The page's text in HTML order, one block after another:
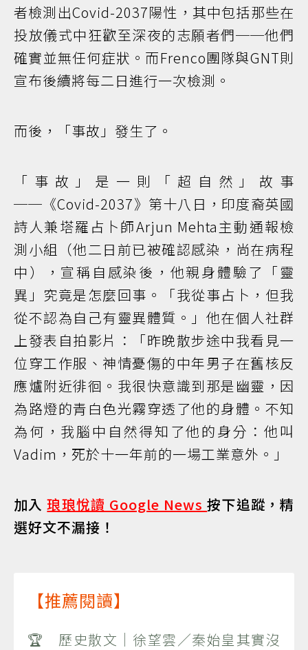
者檢測出Covid-2037陽性，其中包括那些在
投放儀式中狂歡至深夜的志願者們──他們
確實並無任何症狀。而Frenco團隊與GNT則
宣布後續將每二日進行一次檢測。
而後，「事故」發生了。
「事故」是一則「超自然」故事
──《Covid-2037》第十八日，印度裔英國
詩人兼塔羅占卜師Arjun Mehta主動通報檢
測小組（他二日前已被確認感染，尚在病程
中），宣稱自感染後，他親身體驗了「靈
異」究竟是怎麼回事。「我從事占卜，但我
從不認為自己有靈異體質。」他在個人社群
上發表自拍影片：「昨晚散步途中我看見一
位穿工作服、神情憂傷的中年男子在舊核反
應爐附近徘徊。我很快意識到那是幽靈，因
為路燈的青白色光霧穿透了他的身體。不知
為何，我腦中自然得知了他的身分：他叫
Vadim，死於十一年前的一場工業意外。」
加入琅琅悅讀 Google News按下追蹤，精
選好文不漏接！
【推薦閱讀】
🏆 歷史散文｜徐望雲／秦始皇其實沒